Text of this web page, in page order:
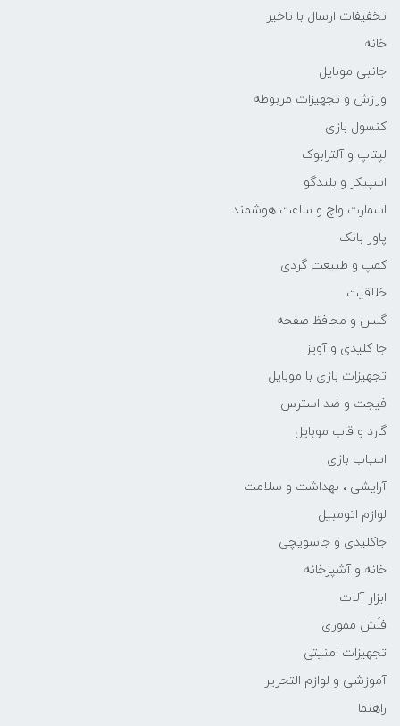
تخفیفات ارسال با تاخیر
خانه
جانبی موبایل
ورزش و تجهیزات مربوطه
کنسول بازی
لپتاپ و آلترابوک
اسپیکر و بلندگو
اسمارت واچ و ساعت هوشمند
پاور بانک
کمپ و طبیعت گردی
خلاقیت
گلس و محافظ صفحه
جا کلیدی و آویز
تجهیزات بازی با موبایل
فیجت و ضد استرس
گارد و قاب موبایل
اسباب بازی
آرایشی ، بهداشت و سلامت
لوازم اتومبیل
جاکلیدی و جاسویچی
خانه و آشپزخانه
ابزار آلات
فلَش مموری
تجهیزات امنیتی
آموزشی و لوازم التحریر
راهنما